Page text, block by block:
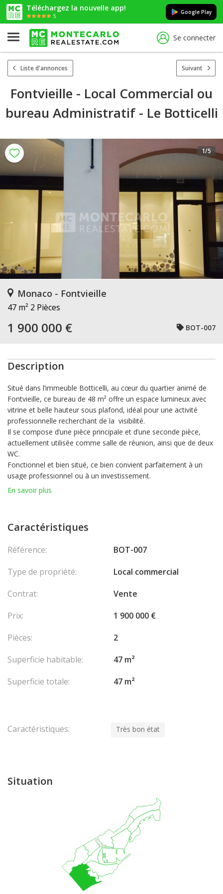
Téléchargez la nouvelle app!
5
Google Play
Se connecter
Liste d'annonces Suivant
Fontvieille - Local Commercial ou
bureau Administratif - Le Botticelli
1/5
Monaco - Fontvieille
47 m² 2 Pièces
1 900 000 € BOT-007
Description
Situé dans l’immeuble Botticelli, au cœur du quartier animé de
Fontvieille, ce bureau de 48 m² offre un espace lumineux avec
vitrine et belle hauteur sous plafond, idéal pour une activité
professionnelle recherchant de la visibilité.
Il se compose d’une pièce principale et d’une seconde pièce,
actuellement utilisée comme salle de réunion, ainsi que de deux
WC.
Fonctionnel et bien situé, ce bien convient parfaitement à un
usage professionnel ou à un investissement.
actuellement loué en bureau administratif, loyer mensuel 4500€
HT, TVA 20% 900€ et charges mensuelles forfaitaires 650€
En savoir plus
Caractéristiques
Référence:
BOT-007
Type de propriété:
Local commercial
Contrat:
Vente
Prix:
1 900 000 €
Pièces:
2
Superficie habitable:
47 m²
Superficie totale:
47 m²
Caractéristiques: Très bon état
Situation